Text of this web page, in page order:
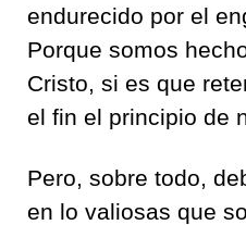
endurecido por el
Porque somos
Cristo, si es que
el fin el principio de
Pero, sobre todo,
en lo valiosas que